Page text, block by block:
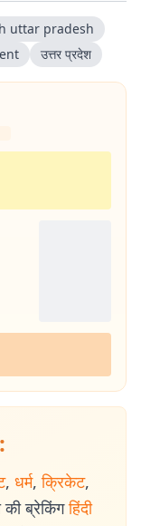
uttar pradesh
उत्तर प्रदेश
, धर्म, क्रिकेट,
की ब्रेकिंग हिंदी